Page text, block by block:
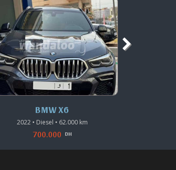
BMW Série 2 Gran Coupé
2021 • Diesel • 60.000 km
328.000 DH